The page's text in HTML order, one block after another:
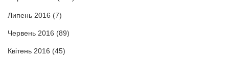
Липень 2016 (7)
Червень 2016 (89)
Квітень 2016 (45)